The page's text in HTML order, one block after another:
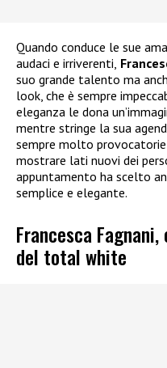
Quando conduce le sue
audaci e irriverenti,
suo grande talento ma
look, che è sempre
eleganza le dona
mentre stringe la sua
sempre molto
mostrare lati nuovi dei
appuntamento ha scelto
semplice e elegante.
Francesca
del total white